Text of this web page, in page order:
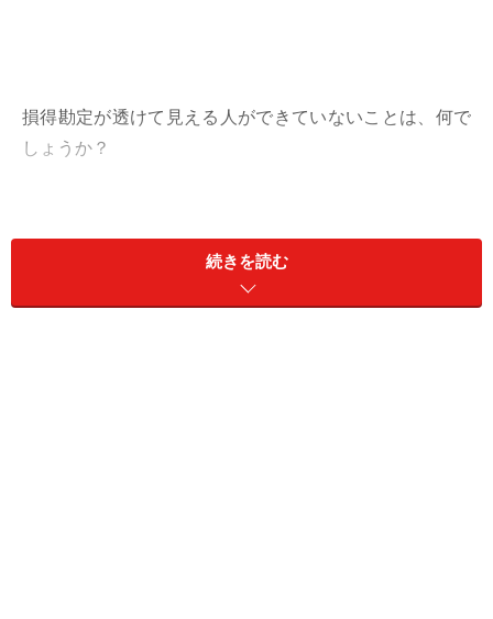
損得勘定が透けて見える人ができていないことは、何で
しょうか？
できていないこと1：分け隔てなく人と付き
損得勘定がある人は、「自分にメリットのある人」とし
続きを読む